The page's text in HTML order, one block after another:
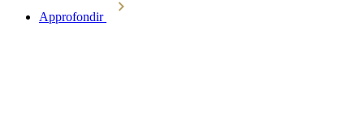
Approfondir